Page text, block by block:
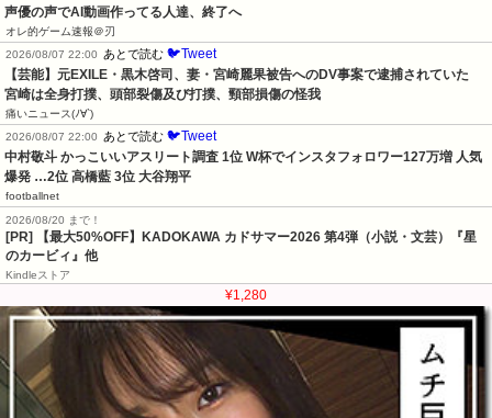
声優の声でAI動画作ってる人達、終了へ
オレ的ゲーム速報＠刃
2026/08/07 22:00
あとで読む 🐦Tweet
【芸能】元EXILE・黒木啓司、妻・宮崎麗果被告へのDV事案で逮捕されていた
宮崎は全身打撲、頭部裂傷及び打撲、頸部損傷の怪我
痛いニュース(ﾉ∀`)
2026/08/07 22:00
あとで読む 🐦Tweet
中村敬斗 かっこいいアスリート調査 1位 W杯でインスタフォロワー127万増 人気
爆発 …2位 高橋藍 3位 大谷翔平
footballnet
2026/08/20 まで！
[PR]
【最大50%OFF】KADOKAWA カドサマー2026 第4弾（小説・文芸）『星
のカービィ』他
Kindleストア
¥1,280